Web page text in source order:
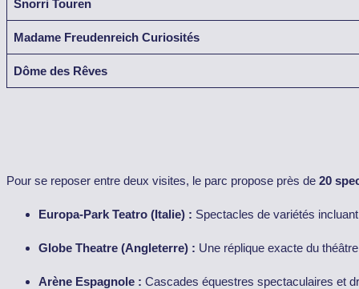
Snorri Touren
Madame Freudenreich Curiosités
Dôme des Rêves
Pour se reposer entre deux visites, le parc propose près de 20
Europa-Park Teatro (Italie) : Spectacles de variétés
Globe Theatre (Angleterre) : Une réplique exacte du
Arène Espagnole : Cascades équestres spectaculaires et